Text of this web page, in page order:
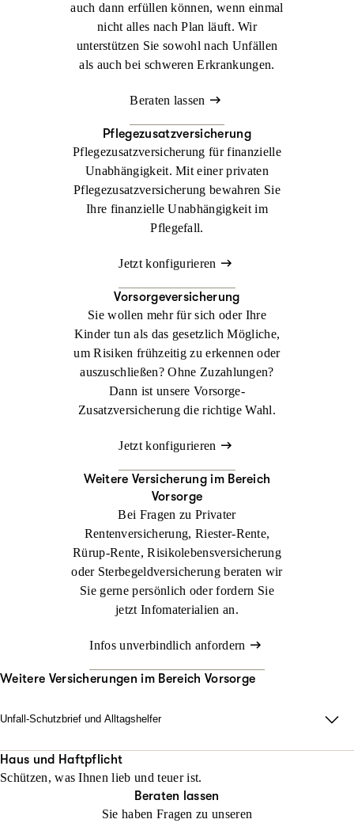
auch dann erfüllen können, wenn einmal
nicht alles nach Plan läuft. Wir
unterstützen Sie sowohl nach Unfällen
als auch bei schweren Erkrankungen.
Beraten lassen
Pflegezusatzversicherung
Pflegezusatzversicherung für finanzielle
Unabhängigkeit. Mit einer privaten
Pflegezusatzversicherung bewahren Sie
Ihre finanzielle Unabhängigkeit im
Pflegefall.
Jetzt konfigurieren
Vorsorgeversicherung
Sie wollen mehr für sich oder Ihre
Kinder tun als das gesetzlich Mögliche,
um Risiken frühzeitig zu erkennen oder
auszuschließen? Ohne Zuzahlungen?
Dann ist unsere Vorsorge-
Zusatzversicherung die richtige Wahl.
Jetzt konfigurieren
Weitere Versicherung im Bereich
Vorsorge
Bei Fragen zu Privater
Rentenversicherung, Riester-Rente,
Rürup-Rente, Risikolebensversicherung
oder Sterbegeldversicherung beraten wir
Sie gerne persönlich oder fordern Sie
jetzt Infomaterialien an.
Infos unverbindlich anfordern
Weitere Versicherungen im Bereich Vorsorge
Unfall-Schutzbrief und Alltagshelfer
Ihr Alltag nach einem Unfall innerhalb von 48 Stunden neu
organisiert ist.
Jetzt konfigurieren Jetzt beraten lassen
Haus und Haftpflicht
Schützen, was Ihnen lieb und teuer ist.
Beraten lassen
Sie haben Fragen zu unseren